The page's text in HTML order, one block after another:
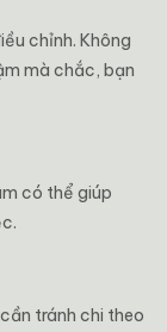
chỉnh. Không
mà chắc, bạn
có thể giúp
tránh chi theo